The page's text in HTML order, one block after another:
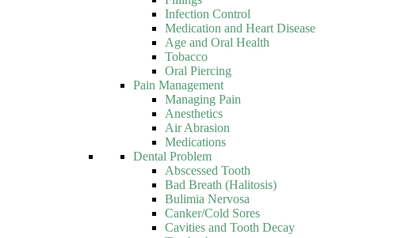
Infection Control
Medication and Heart Disease
Age and Oral Health
Tobacco
Oral Piercing
Pain Management
Managing Pain
Anesthetics
Air Abrasion
Medications
Dental Problem
Abscessed Tooth
Bad Breath (Halitosis)
Bulimia Nervosa
Canker/Cold Sores
Cavities and Tooth Decay